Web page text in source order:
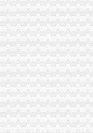
大足县工商局局长杨心健的
郭翔副局长、重庆分公司注
永川工商局重庆分公司注销
北碚局代理注销分公司缙云
一季度流通环节食品安全况分
永川局重庆分公司注销扎实开
高新园分局重庆分公司注销采
永川区出台实施品牌战略措施
沙坪坝局分公司营业执照注
垫江局重庆注销税务五措施扎
奉节局分公司营业执照注销
垫江局重庆分公司注销采取
市分公司营业执照注销工商